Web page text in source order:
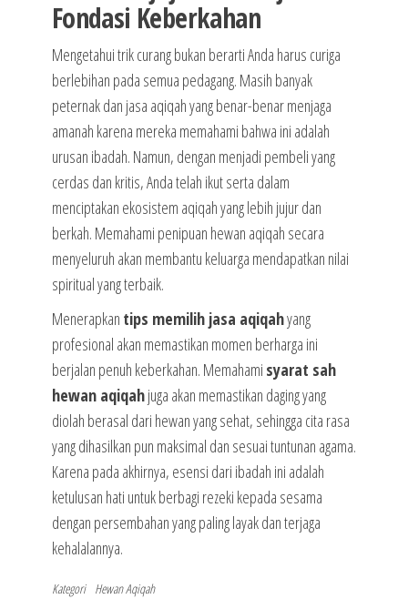
Fondasi Keberkahan
Mengetahui trik curang bukan berarti Anda harus curiga
berlebihan pada semua pedagang. Masih banyak
peternak dan jasa aqiqah yang benar-benar menjaga
amanah karena mereka memahami bahwa ini adalah
urusan ibadah. Namun, dengan menjadi pembeli yang
cerdas dan kritis, Anda telah ikut serta dalam
menciptakan ekosistem aqiqah yang lebih jujur dan
berkah. Memahami penipuan hewan aqiqah secara
menyeluruh akan membantu keluarga mendapatkan nilai
spiritual yang terbaik.
Menerapkan tips memilih jasa aqiqahyang
profesional akan memastikan momen berharga ini
berjalan penuh keberkahan. Memahami syarat sah
hewan aqiqahjuga akan memastikan daging yang
diolah berasal dari hewan yang sehat, sehingga cita rasa
yang dihasilkan pun maksimal dan sesuai tuntunan agama.
Karena pada akhirnya, esensi dari ibadah ini adalah
ketulusan hati untuk berbagi rezeki kepada sesama
dengan persembahan yang paling layak dan terjaga
kehalalannya.
Kategori Hewan Aqiqah